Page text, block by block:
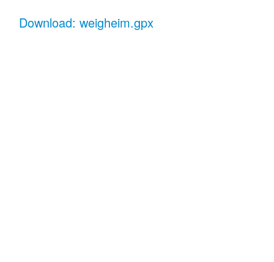
Download: weigheim.gpx